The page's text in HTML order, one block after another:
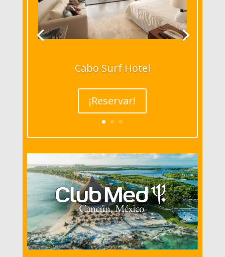
Cabo Surf Hotel
¡Reservar!